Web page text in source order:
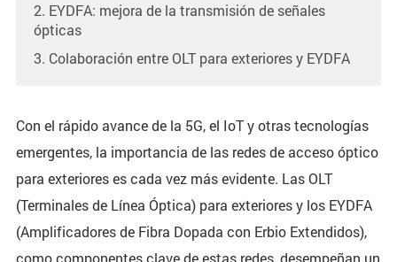
2. EYDFA: mejora de la transmisión de señales
ópticas
3. Colaboración entre OLT para exteriores y EYDFA
Con el rápido avance de la 5G, el IoT y otras tecnologías
emergentes, la importancia de las redes de acceso óptico
para exteriores es cada vez más evidente. Las OLT
(Terminales de Línea Óptica) para exteriores y los EYDFA
(Amplificadores de Fibra Dopada con Erbio Extendidos),
como componentes clave de estas redes, desempeñan un